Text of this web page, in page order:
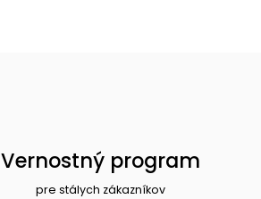
Vernostný program
pre stálych zákazníkov